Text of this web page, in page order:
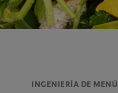
INGENIERÍA DE